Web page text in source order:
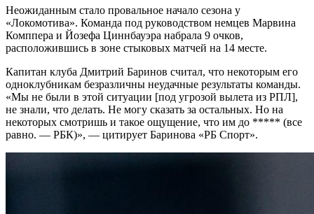
Неожиданным стало провальное начало сезона у
«Локомотива». Команда под руководством немцев Марвина
Комппера и Йозефа Циннбауэра набрала 9 очков,
расположившись в зоне стыковых матчей на 14 месте.
Капитан клуба Дмитрий Баринов считал, что некоторым его
одноклубникам безразличны неудачные результаты команды.
«Мы не были в этой ситуации [под угрозой вылета из РПЛ],
не знали, что делать. Не могу сказать за остальных. Но на
некоторых смотришь и такое ощущение, что им до ***** (все
равно. — РБК)», — цитирует Баринова «РБ Спорт».